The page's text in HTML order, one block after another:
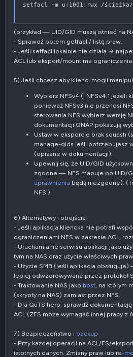
setfacl -m u:1001:rwx /
(przykład — UID/GID muszą istnieć na
- Sprawdź potem getfacl / listę praw.
- Jeśli setfacl lokalnie nie działa →
ACL lub eksport/mount ma ograniczenia.
5) Jeśli chcesz aby klienci mogli
Wybierz NFSv4 (i NFSv4.1 jeżeli
ponieważ NFSv3 nie przenosi
sterowania NFS wybierz wersję
dokumentacji QNAP pokazują
Ustaw w eksporcie brak squash
manage-gids jeśli potrzebujesz
(opisane w dokumentacji).
Upewnij się, że UID/GID
zgodne — NFS mapuje po UID/
uprawnienia będą niezgodne).
NFS.)
6) Alternatywy i obejścia:
- Jeśli aplikacja kliencka nie potrafi
ograniczeniami NFS w zakresie ACL,
- Uruchamianie serwisu aplikacji jako
tym na NAS oraz użycie właściwych
- Użycie SMB (jeśli aplikacja obsługuje)
lepiej odwzorowywane przez protokół
- Traktowanie NAS jako host, na którym
(skrypty na NAS) zamiast przez NFS.
- Dla QuTS hero: sprawdź
ACL (ZFS może wymagać innej pracy z
7) Bezpieczeństwo i backup
- Przy każdej operacji na ACL/FS/
istotnych danych. Zmiany praw lub re-